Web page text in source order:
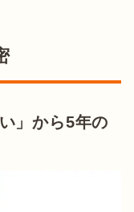
」から5年の